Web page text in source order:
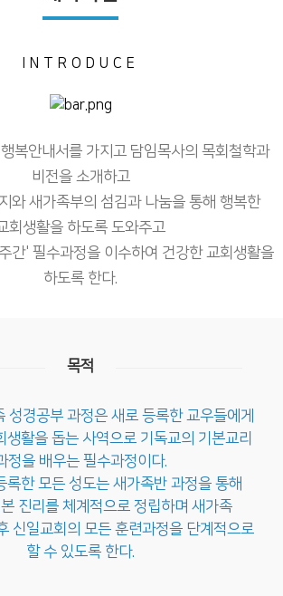
INTRODUCE
복안내서를 가지고 담임목사의 목회철학과
비전을 소개하고
와 새가족부의 섬김과 나눔을 통해 행복한
회생활을 하도록 도와주고
간' 필수과정을 이수하여 건강한 교회생활을
하도록 한다.
목적
성경공부 과정은 새로 등록한 교우들에게
생활을 돕는 사역으로 기독교의 기본교리
정을 배우는 필수과정이다.
록한 모든 성도는 새가족반 과정을 통해
진리를 체계적으로 정립하며 새가족
신일교회의 모든 훈련과정을 단계적으로
할 수 있도록 한다.